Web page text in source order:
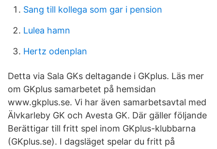
Sang till kollega som gar i pension
Lulea hamn
Hertz odenplan
Detta via Sala GKs deltagande i GKplus. Läs mer
om GKplus samarbetet på hemsidan
www.gkplus.se. Vi har även samarbetsavtal med
Älvkarleby GK och Avesta GK. Där gäller följande
Berättigar till fritt spel inom GKplus-klubbarna
(GKplus.se). I dagsläget spelar du fritt på